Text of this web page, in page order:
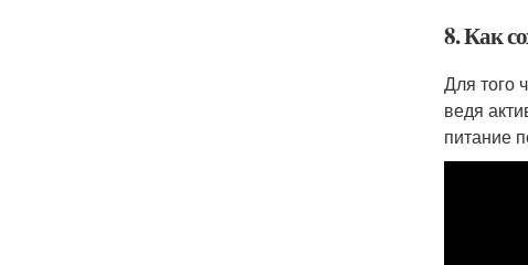
8. Как
Для того
ведя
питание